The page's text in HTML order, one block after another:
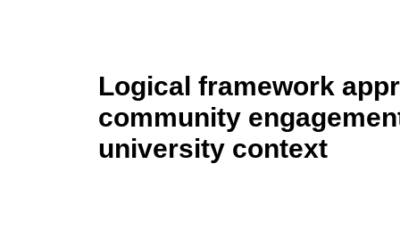
Logical framework
community
university context